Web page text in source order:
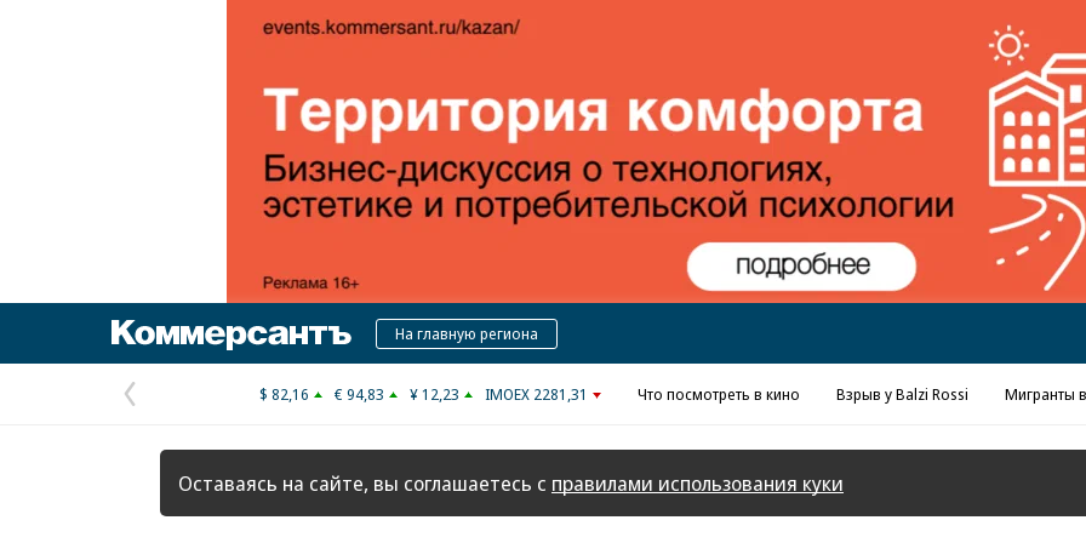
Реклама в «Ъ» www.kommersant.ru/ad
КоммерсантъНа главную региона
Предыдущая
страница
$ 82,16 € 94,83 ¥ 12,23 IMOEX 2281,31 Что посмотреть в кино Взрыв у Balzi Rossi Мигранты
Оставаясь на сайте, вы соглашаетесь с правилами использования куки